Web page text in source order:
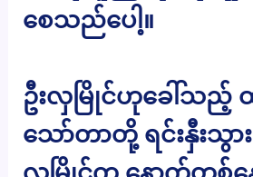
စေသည်ပေါ့။
ဦးလှမြိုင်ဟုခေါ်သည့်
သော်တာတို့ ရင်းနှီးသွာ